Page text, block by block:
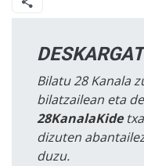
Bilatu 28 Kanala
bilatzailean eta
28KanalaKide
dizuten
duzu.